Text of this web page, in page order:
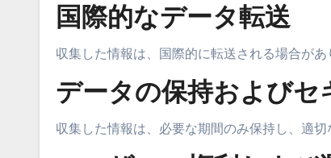
国際的なデータ転送
収集した情報は、国際的に転送される場合があ
データの保持およびセ
収集した情報は、必要な期間のみ保持し、適切